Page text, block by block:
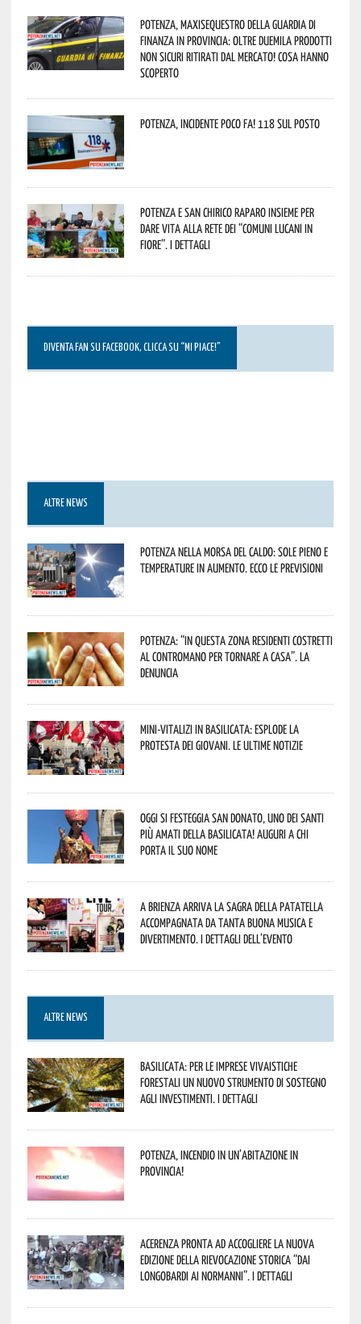
Potenza, maxisequestro della Guardia di
Finanza in provincia: oltre duemila prodotti
non sicuri ritirati dal mercato! Cosa hanno
scoperto
Potenza, incidente poco fa! 118 sul posto
Potenza e San Chirico Raparo insieme per
dare vita alla rete dei “Comuni Lucani in
Fiore”. I dettagli
DIVENTA FAN SU FACEBOOK, CLICCA SU “MI PIACE!”
ALTRE NEWS
Potenza nella morsa del caldo: sole pieno e
temperature in aumento. Ecco le previsioni
Potenza: “In questa zona residenti costretti
al contromano per tornare a casa”. La
denuncia
Mini-vitalizi in Basilicata: esplode la
protesta dei giovani. Le ultime notizie
Oggi si festeggia San Donato, uno dei Santi
più amati della Basilicata! Auguri a chi
porta il suo nome
A Brienza arriva la Sagra della Patatella
accompagnata da tanta buona musica e
divertimento. I dettagli dell’evento
ALTRE NEWS
Basilicata: per le imprese vivaistiche
forestali un nuovo strumento di sostegno
agli investimenti. I dettagli
Potenza, incendio in un’abitazione in
provincia!
Acerenza pronta ad accogliere la nuova
edizione della rievocazione storica “Dai
Longobardi ai Normanni”. I dettagli